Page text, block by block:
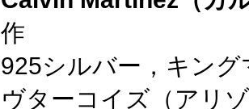
作
925シルバー，キン
ヴターコイズ（アリ